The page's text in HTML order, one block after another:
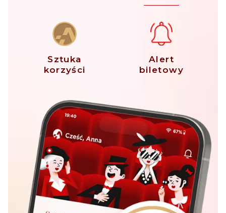
Sztuka
korzyści
Alert
biletowy